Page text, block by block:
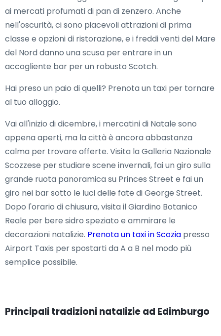
ai mercati profumati di pan di zenzero. Anche
nell'oscurità, ci sono piacevoli attrazioni di prima
classe e opzioni di ristorazione, e i freddi venti del Mare
del Nord danno una scusa per entrare in un
accogliente bar per un robusto Scotch.
Hai preso un paio di quelli? Prenota un taxi per tornare
al tuo alloggio.
Vai all'inizio di dicembre, i mercatini di Natale sono
appena aperti, ma la città è ancora abbastanza
calma per trovare offerte. Visita la Galleria Nazionale
Scozzese per studiare scene invernali, fai un giro sulla
grande ruota panoramica su Princes Street e fai un
giro nei bar sotto le luci delle fate di George Street.
Dopo l'orario di chiusura, visita il Giardino Botanico
Reale per bere sidro speziato e ammirare le
decorazioni natalizie. Prenota un taxi in Scozia presso
Airport Taxis per spostarti da A a B nel modo più
semplice possibile.
Principali tradizioni natalizie ad Edimburgo